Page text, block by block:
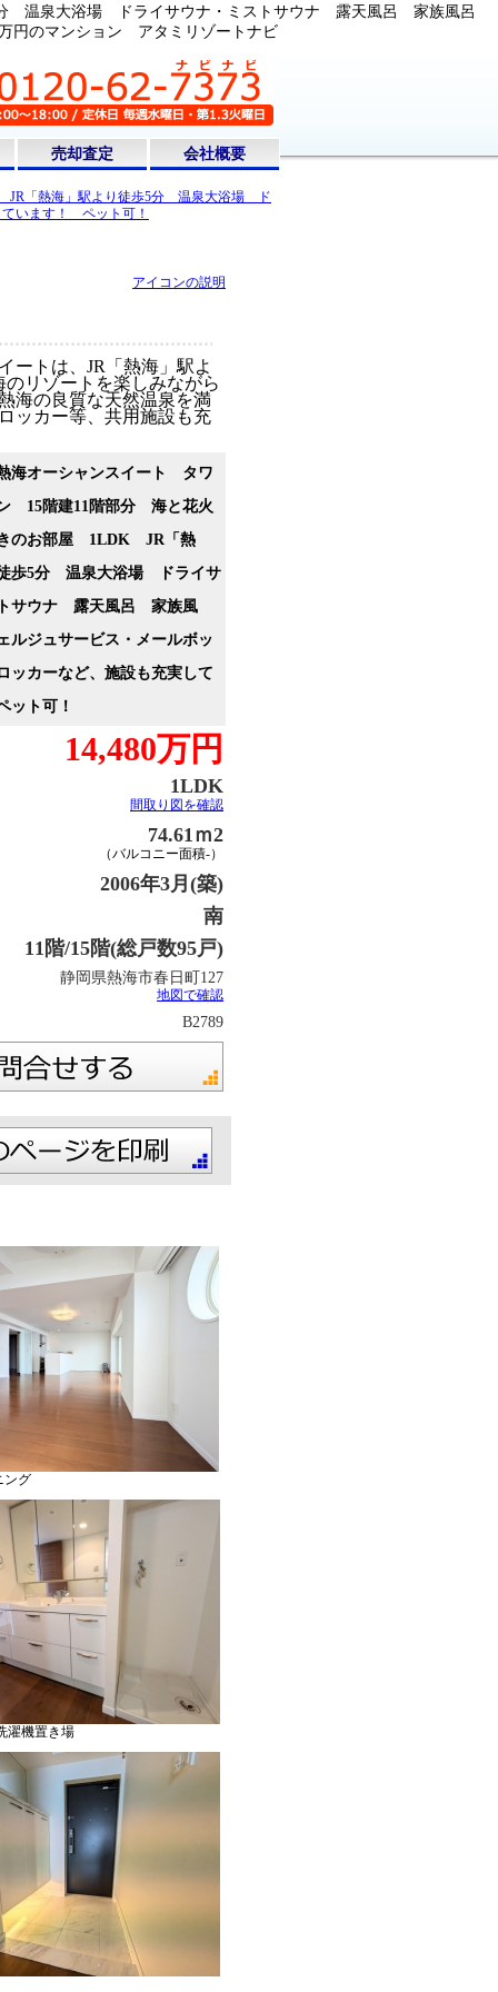
温泉大浴場 ドライサウナ・ミストサウナ 露天風呂 家族風呂
円のマンション アタミリゾートナビ
売却査定 会社概要
JR「熱海」駅より徒歩5分 温泉大浴場 ド
います！ ペット可！
アイコンの説明
トは、JR「熱海」駅よ
リゾートを楽しみながら
海の良質な天然温泉を満
ッカー等、共用施設も充
海オーシャンスイート タワ
15階建11階部分 海と花火
のお部屋 1LDK JR「熱
歩5分 温泉大浴場 ドライサ
サウナ 露天風呂 家族風
ジュサービス・メールボッ
ッカーなど、施設も充実して
ト可！
14,480万円
1LDK
間取り図を確認
74.61ｍ2
（バルコニー面積-）
2006年3月(築)
南
11階/15階(総戸数95戸)
静岡県熱海市春日町127
地図で確認
B2789
ング
濯機置き場